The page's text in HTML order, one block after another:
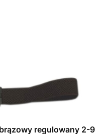
regulowany 2-9